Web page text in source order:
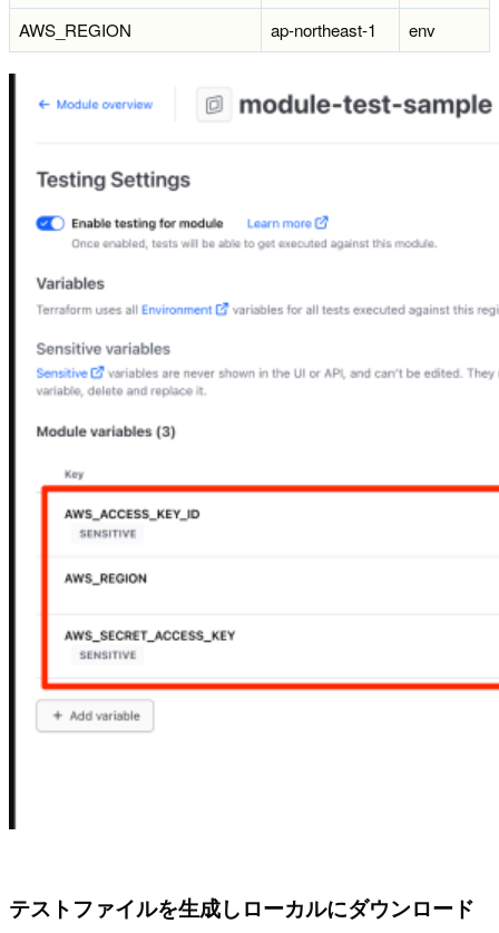
AWS_REGION ap-northeast-1 env
テストファイルを生成しローカルにダウンロード